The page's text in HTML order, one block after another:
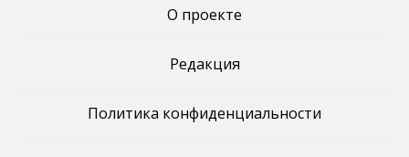
О проекте
Редакция
Политика конфиденциальности